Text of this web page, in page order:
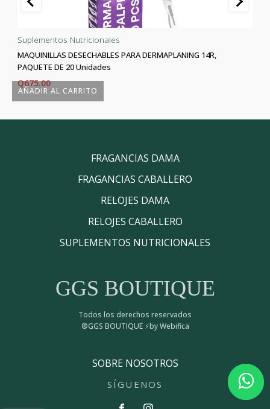
AÑADIR AL CARRITO
Suplementos Nutricionales
MAQUINILLAS DESECHABLES PARA DERMAPLANING 14R,
PAQUETE DE 20 Unidades
Q675.00
FRAGANCIAS DAMA
FRAGANCIAS CABALLERO
RELOJES DAMA
RELOJES CABALLERO
SUPLEMENTOS NUTRICIONALES
GGS BOUTIQUE
Todos los derechos reservados
®GGS BOUTIQUE ⚡by Webifica
SOBRE NOSOTROS
SÍGUENOS